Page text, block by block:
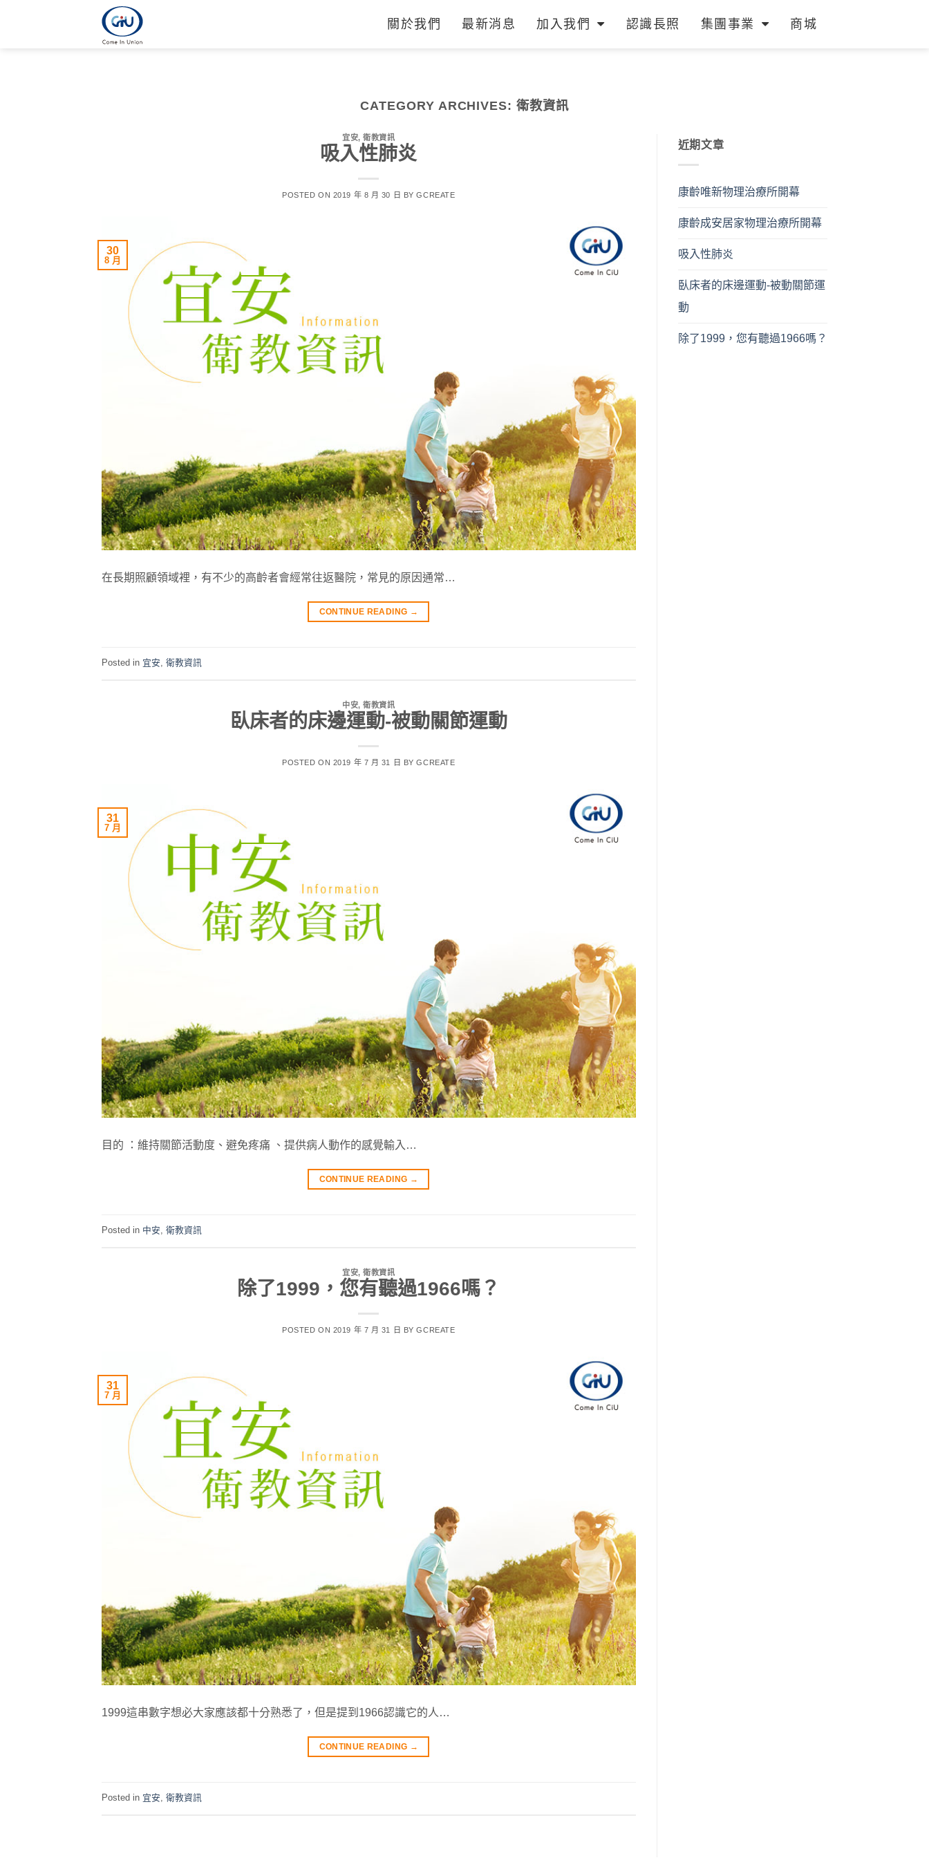
關於我們 最新消息 加入我們 認識長照 集團事業 商城
CATEGORY ARCHIVES: 衛教資訊
宜安,衛教資訊
吸入性肺炎
POSTED ON 2019 年 8 月 30 日 BYGCREATE
30
8 月
在長期照顧領域裡，有不少的高齡者會經常往返醫院，常見的原因通常…
CONTINUE READING →
Posted in 宜安, 衛教資訊
中安,衛教資訊
臥床者的床邊運動-被動關節運動
POSTED ON 2019 年 7 月 31 日 BYGCREATE
31
7 月
目的 ：維持關節活動度、避免疼痛 、提供病人動作的感覺輸入…
CONTINUE READING →
Posted in 中安, 衛教資訊
宜安,衛教資訊
除了1999，您有聽過1966嗎？
POSTED ON 2019 年 7 月 31 日 BYGCREATE
31
7 月
1999這串數字想必大家應該都十分熟悉了，但是提到1966認識它的人…
CONTINUE READING →
Posted in 宜安 衛教資訊
近期文章
康齡唯新物理治療所開幕
康齡成安居家物理治療所開幕
吸入性肺炎
臥床者的床邊運動-被動關節運
動
除了1999，您有聽過1966嗎？